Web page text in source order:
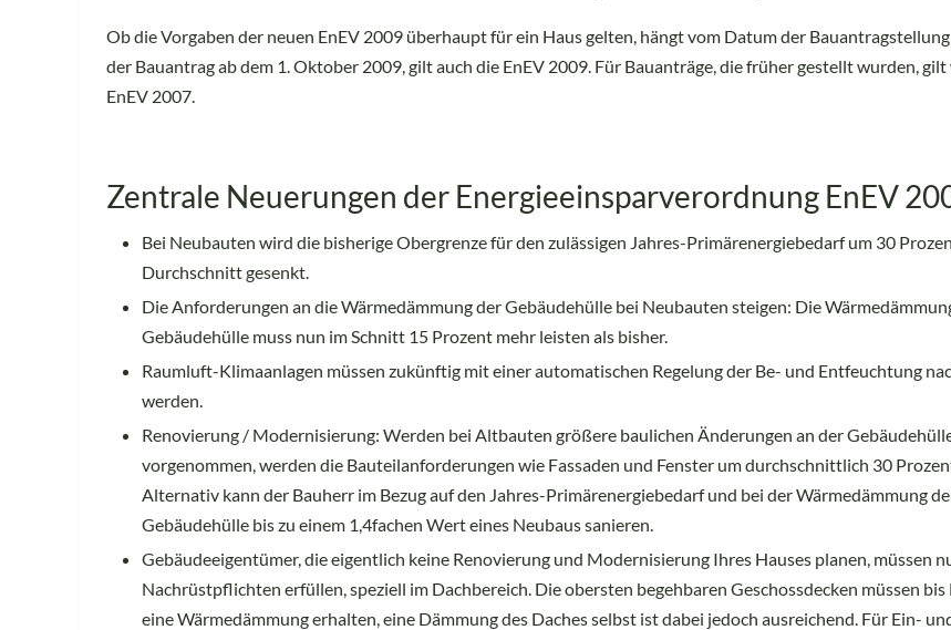
Ob die Vorgaben der neuen EnEV 2009 überhaupt für ein Haus gelten, hängt vom Datum der
der Bauantrag ab dem 1. Oktober 2009, gilt auch die EnEV 2009. Für Bauanträge, die früher gestellt wurden,
EnEV 2007.
Zentrale Neuerungen der Energieeinsparverordnung EnEV
Bei Neubauten wird die bisherige Obergrenze für den zulässigen Jahres-Primärenergiebedarf um 30
Durchschnitt gesenkt.
Die Anforderungen an die Wärmedämmung der Gebäudehülle bei Neubauten steigen: Die
Gebäudehülle muss nun im Schnitt 15 Prozent mehr leisten als bisher.
Raumluft-Klimaanlagen müssen zukünftig mit einer automatischen Regelung der Be- und Entfeuchtung
werden.
Renovierung / Modernisierung: Werden bei Altbauten größere baulichen Änderungen an der
vorgenommen, werden die Bauteilanforderungen wie Fassaden und Fenster um durchschnittlich 30
Alternativ kann der Bauherr im Bezug auf den Jahres-Primärenergiebedarf und bei der Wärmedämmung
Gebäudehülle bis zu einem 1,4fachen Wert eines Neubaus sanieren.
Gebäudeeigentümer, die eigentlich keine Renovierung und Modernisierung Ihres Hauses planen, müssen
Nachrüstpflichten erfüllen, speziell im Dachbereich. Die obersten begehbaren Geschossdecken müssen bis
eine Wärmedämmung erhalten, eine Dämmung des Daches selbst ist dabei jedoch ausreichend. Für Ein-